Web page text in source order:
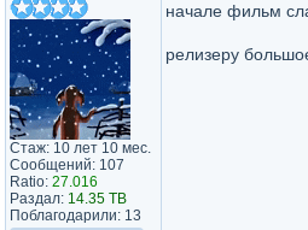
Стаж: 10 лет 10 мес.
Сообщений: 107
Ratio: 27.016
Раздал: 14.35 TB
Поблагодарили: 13
начале фильм
релизеру